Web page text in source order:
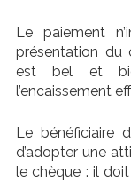
Le paiement
présentation du
est bel et
l’encaissement
Le bénéficiaire
d’adopter une
le chèque : il